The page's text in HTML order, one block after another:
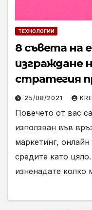
ТЕХНОЛОГИИ
8 съвета на
изграждане
стратегия
25/08/2021
Повечето от вас
използван във
маркетинг,
средите като
изненадате колко